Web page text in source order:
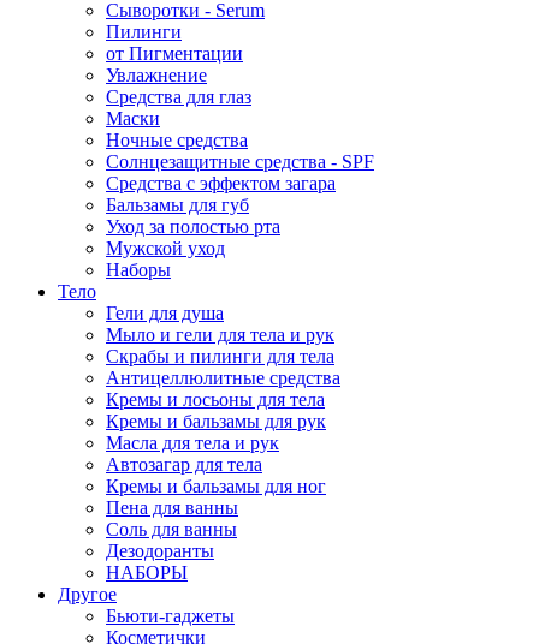
Сыворотки - Serum
Пилинги
от Пигментации
Увлажнение
Средства для глаз
Маски
Ночные средства
Солнцезащитные средства - SPF
Средства c эффектом загара
Бальзамы для губ
Уход за полостью рта
Мужской уход
Наборы
Тело
Гели для душа
Мыло и гели для тела и рук
Скрабы и пилинги для тела
Антицеллюлитные средства
Кремы и лосьоны для тела
Кремы и бальзамы для рук
Масла для тела и рук
Автозагар для тела
Кремы и бальзамы для ног
Пена для ванны
Соль для ванны
Дезодоранты
НАБОРЫ
Другое
Бьюти-гаджеты
Косметички